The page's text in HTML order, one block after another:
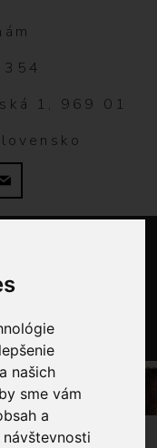
našich
sme vám
a
1, 969 01